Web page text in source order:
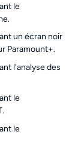
le
un écran noir
Paramount+.
l'analyse des
le
le